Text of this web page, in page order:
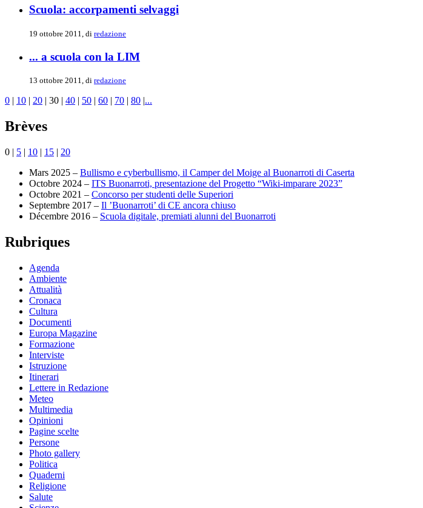
Scuola: accorpamenti selvaggi
19 ottobre 2011, di redazione
... a scuola con la LIM
13 ottobre 2011, di redazione
0 | 10 | 20 | 30 | 40 | 50 | 60 | 70 | 80 |...
Brèves
0 | 5 | 10 | 15 | 20
Mars 2025 – Bullismo e cyberbullismo, il Camper del Moige al Buonarroti di Caserta
Octobre 2024 – ITS Buonarroti, presentazione del Progetto “Wiki-imparare 2023”
Octobre 2021 – Concorso per studenti delle Superiori
Septembre 2017 – Il ’Buonarroti’ di CE ancora chiuso
Décembre 2016 – Scuola digitale, premiati alunni del Buonarroti
Rubriques
Agenda
Ambiente
Attualità
Cronaca
Cultura
Documenti
Europa Magazine
Formazione
Interviste
Istruzione
Itinerari
Lettere in Redazione
Meteo
Multimedia
Opinioni
Pagine scelte
Persone
Photo gallery
Politica
Quaderni
Religione
Salute